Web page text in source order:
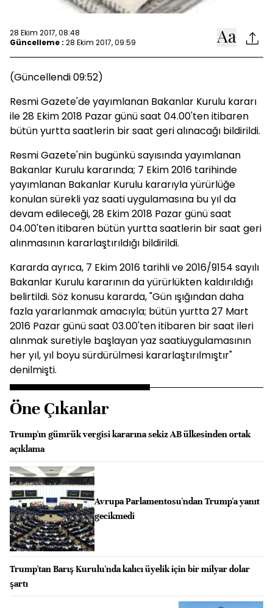
28 Ekim 2017, 08:48
Güncelleme : 28 Ekim 2017, 09:59
(Güncellendi 09:52)
Resmi Gazete'de yayımlanan Bakanlar Kurulu kararı
ile 28 Ekim 2018 Pazar günü saat 04.00'ten itibaren
bütün yurtta saatlerin bir saat geri alınacağı bildirildi.
Resmi Gazete'nin bugünkü sayısında yayımlanan
Bakanlar Kurulu kararında; 7 Ekim 2016 tarihinde
yayımlanan Bakanlar Kurulu kararıyla yürürlüğe
konulan sürekli yaz saati uygulamasına bu yıl da
devam edileceği, 28 Ekim 2018 Pazar günü saat
04.00'ten itibaren bütün yurtta saatlerin bir saat geri
alınmasının kararlaştırıldığı bildirildi.
Kararda ayrıca, 7 Ekim 2016 tarihli ve 2016/9154 sayılı
Bakanlar Kurulu kararının da yürürlükten kaldırıldığı
belirtildi. Söz konusu kararda, "Gün ışığından daha
fazla yararlanmak amacıyla; bütün yurtta 27 Mart
2016 Pazar günü saat 03.00'ten itibaren bir saat ileri
alınmak suretiyle başlayan yaz saatiuygulamasının
her yıl, yıl boyu sürdürülmesi kararlaştırılmıştır"
denilmişti.
Öne Çıkanlar
Trump'ın gümrük vergisi kararına sekiz AB ülkesinden ortak
açıklama
Avrupa Parlamentosu'ndan Trump'a yanıt
gecikmedi
Trump'tan Barış Kurulu'nda kalıcı üyelik için bir milyar dolar
şartı